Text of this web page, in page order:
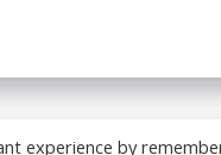
experience by